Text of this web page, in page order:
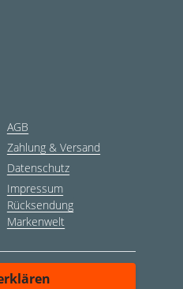
AGB
Zahlung & Versand
Datenschutz
Impressum
Rücksendung
Markenwelt